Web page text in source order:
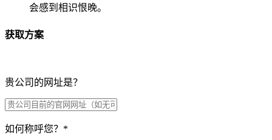
会感到相识恨晚。
获取方案
贵公司的网址是？
如何称呼您？ *